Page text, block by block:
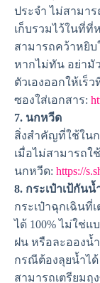
ประจำ ไม่สามาร
เก็บรวมไว้ในที่ที่
สามารถคว้าหยิบ
หากไม่ทัน อย่ามั
ตัวเองออกให้เร็
ซองใส่เอกสาร:
7. นกหวีด
สิ่งสำคัญที่ใช้ใน
เมื่อไม่สามารถใ
นกหวีด: https://
8. กระเป๋าเป้กัน
กระเป๋าฉุกเฉินที่
ได้ 100% ไม่ใช่แ
ฝน หรือละอองน้
กรณีต้องลุยน้ำไ
สามารถเตรียมถุ